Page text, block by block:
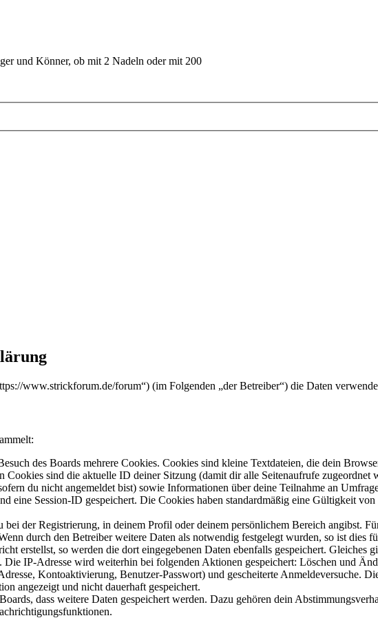
und Könner, ob mit 2 Nadeln oder mit 200
www.strickforum.de/forum“) (im Folgenden „der Betreiber“) die Daten
des Boards mehrere Cookies. Cookies sind kleine Textdateien, die dein
Cookies sind die aktuelle ID deiner Sitzung (damit dir alle Seitenaufrufe
du nicht angemeldet bist) sowie Informationen über deine Teilnahme an
eine Session-ID gespeichert. Die Cookies haben standardmäßig eine Gültigkeit
der Registrierung, in deinem Profil oder deinem persönlichem Bereich angibst.
durch den Betreiber weitere Daten als notwendig festgelegt wurden, so ist dies
erstellst, so werden die dort eingegebenen Daten ebenfalls gespeichert.
Die IP-Adresse wird weiterhin bei folgenden Aktionen gespeichert: Löschen und
Kontoaktivierung, Benutzer-Passwort) und gescheiterte Anmeldeversuche.
angezeigt und nicht dauerhaft gespeichert.
dass weitere Daten gespeichert werden. Dazu gehören dein